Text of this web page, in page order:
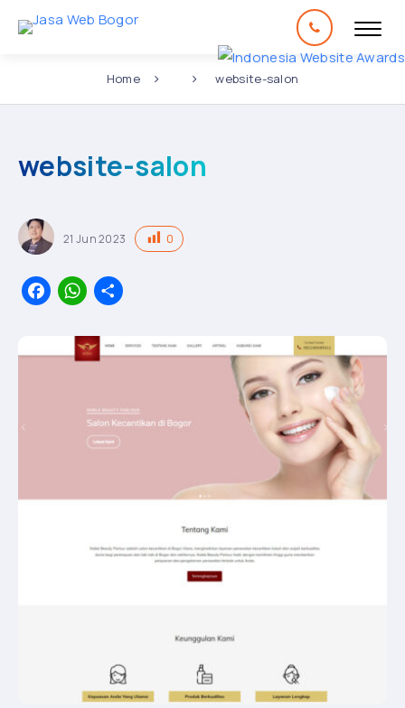
Home website-salon
website-salon
21 Jun2023 0
Facebook
WhatsApp